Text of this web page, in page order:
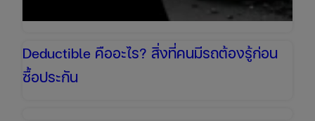
Deductible คืออะไร? สิ่งที่คนมีรถต้องรู้ก่อน
ซื้อประกัน